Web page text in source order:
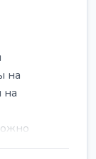
на
на